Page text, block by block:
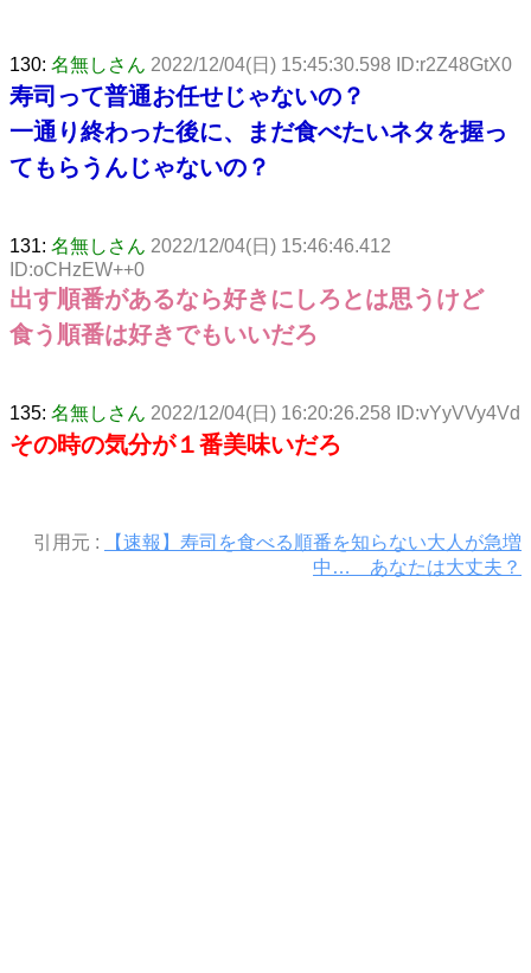
130: 名無しさん 2022/12/04(日) 15:45:30.598 ID:r2Z48GtX0
寿司って普通お任せじゃないの？
一通り終わった後に、まだ食べたいネタを握っ
てもらうんじゃないの？
131: 名無しさん 2022/12/04(日) 15:46:46.412
ID:oCHzEW++0
出す順番があるなら好きにしろとは思うけど
食う順番は好きでもいいだろ
135: 名無しさん 2022/12/04(日) 16:20:26.258 ID:vYyVVy4Vd
その時の気分が１番美味いだろ
引用元 :
【速報】寿司を食べる順番を知らない大人が急増
中… あなたは大丈夫？